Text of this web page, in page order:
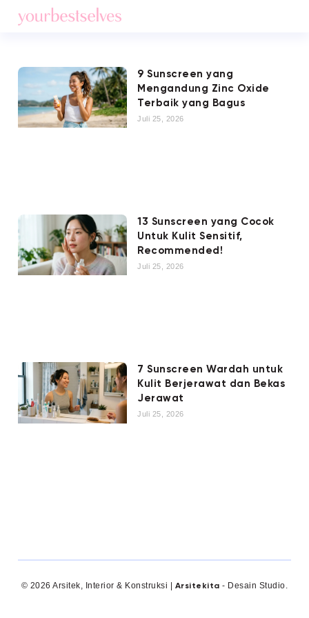
9 Sunscreen yang
Mengandung Zinc Oxide
Terbaik yang Bagus
Juli 25, 2026
13 Sunscreen yang Cocok
Untuk Kulit Sensitif,
Recommended!
Juli 25, 2026
7 Sunscreen Wardah untuk
Kulit Berjerawat dan Bekas
Jerawat
Juli 25, 2026
© 2026 Arsitek, Interior & Konstruksi | Arsitekita - Desain Studio.